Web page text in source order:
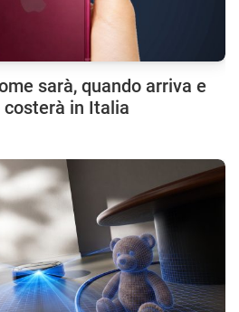
sarà, quando arriva e
costerà in Italia